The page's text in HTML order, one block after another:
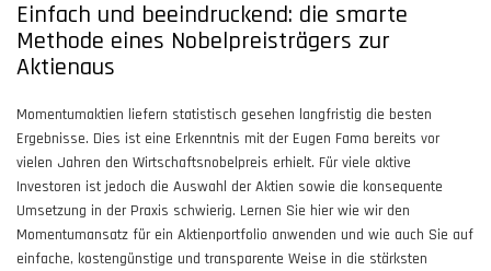
Einfach und beeindruckend: die smarte
Methode eines Nobelpreisträgers zur
Aktienaus
Momentumaktien liefern statistisch gesehen langfristig die besten
Ergebnisse. Dies ist eine Erkenntnis mit der Eugen Fama bereits vor
vielen Jahren den Wirtschaftsnobelpreis erhielt. Für viele aktive
Investoren ist jedoch die Auswahl der Aktien sowie die konsequente
Umsetzung in der Praxis schwierig. Lernen Sie hier wie wir den
Momentumansatz für ein Aktienportfolio anwenden und wie auch Sie auf
einfache, kostengünstige und transparente Weise in die stärksten